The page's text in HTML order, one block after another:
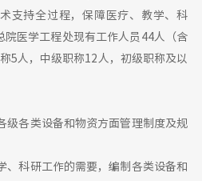
支持全过程，保障医疗、教学、科
院医学工程处现有工作人员44人（含
5人，中级职称12人，初级职称及以
各类设备和物资方面管理制度及规
科研工作的需要，编制各类设备和